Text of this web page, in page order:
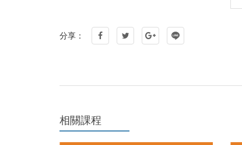
分享：
相關課程